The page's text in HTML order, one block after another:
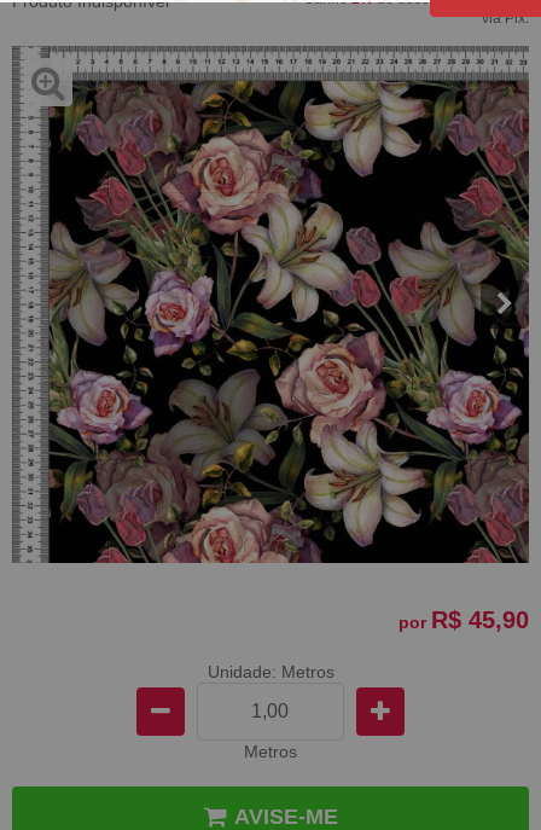
via Pix.
por R$ 45,90
Unidade: Metros
Metros
AVISE-ME